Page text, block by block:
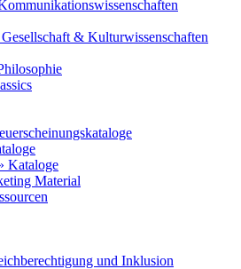
& Kulturwissenschaften
Kataloge
Material
und Inklusion